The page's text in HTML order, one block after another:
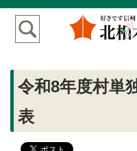
令和8年度村単
表